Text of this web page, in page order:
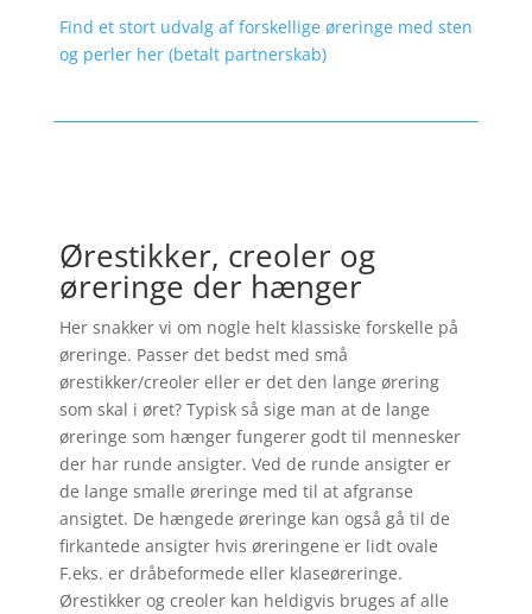
Find et stort udvalg af forskellige øreringe med sten
og perler her (betalt partnerskab)
Ørestikker, creoler og
øreringe der hænger
Her snakker vi om nogle helt klassiske forskelle på
øreringe. Passer det bedst med små
ørestikker/creoler eller er det den lange ørering
som skal i øret? Typisk så sige man at de lange
øreringe som hænger fungerer godt til mennesker
der har runde ansigter. Ved de runde ansigter er
de lange smalle øreringe med til at afgranse
ansigtet. De hængede øreringe kan også gå til de
firkantede ansigter hvis øreringene er lidt ovale
F.eks. er dråbeformede eller klaseøreringe.
Ørestikker og creoler kan heldigvis bruges af alle